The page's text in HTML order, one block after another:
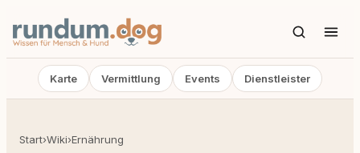
Karte Vermittlung Events Dienstleister
Start›Wiki›Ernährung